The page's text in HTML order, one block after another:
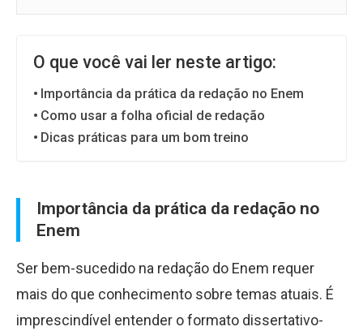
O que você vai ler neste artigo:
Importância da prática da redação no Enem
Como usar a folha oficial de redação
Dicas práticas para um bom treino
Importância da prática da redação no
Enem
Ser bem-sucedido na redação do Enem requer
mais do que conhecimento sobre temas atuais. É
imprescindível entender o formato dissertativo-